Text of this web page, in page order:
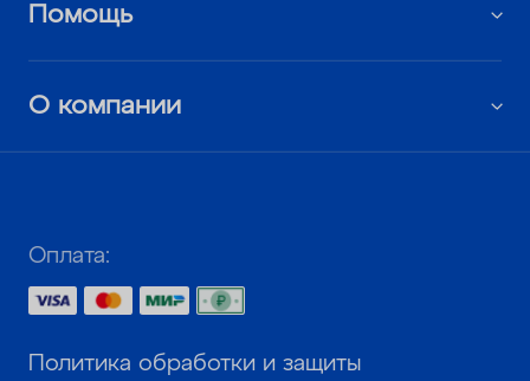
Помощь
О компании
Оплата:
Политика обработки и защиты